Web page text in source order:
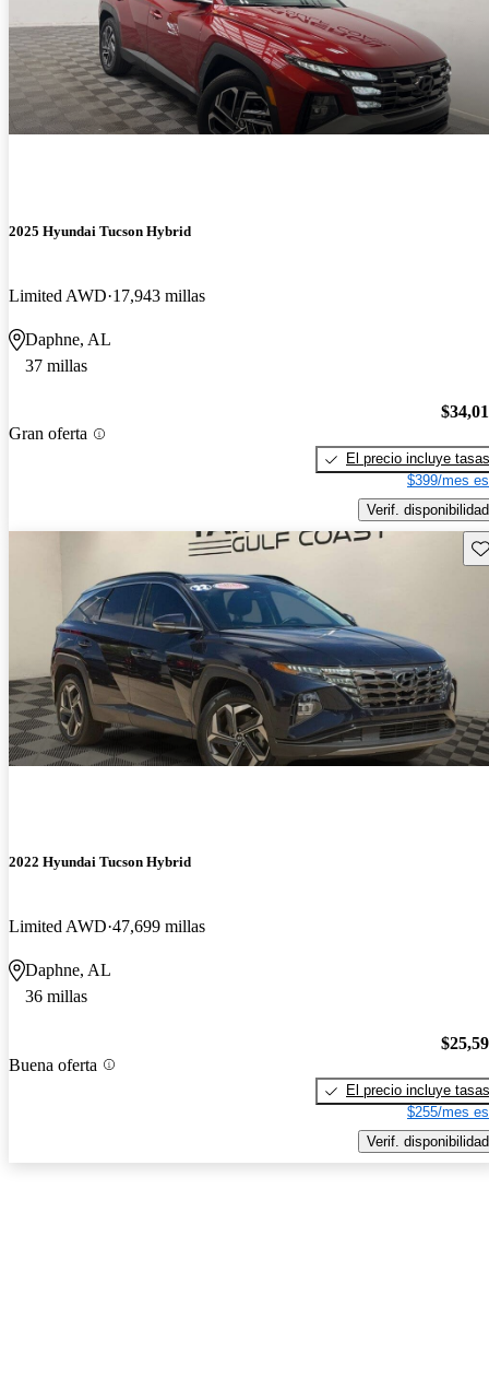
2025 Hyundai Tucson Hybrid
Limited AWD 17,943 millas
Daphne, AL
37 millas
Gran oferta
El precio incluye tasas
$399/mes
Verif. disponibilidad
2022 Hyundai Tucson Hybrid
Limited AWD 47,699 millas
Daphne, AL
36 millas
Buena oferta
El precio incluye tasas
$255/mes
Verif. disponibilidad